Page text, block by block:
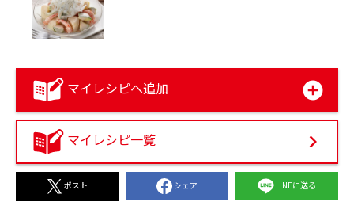
マイレシピへ追加
マイレシピ一覧
ポスト シェア LINEに送る